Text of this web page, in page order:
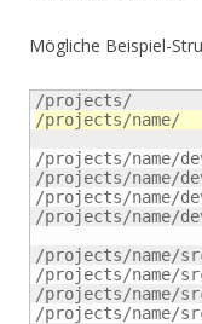
Mögliche Beispiel-
/projects/name/
/projects/name/
/projects/name/
/projects/name/
/projects/name/
/projects/name/
/projects/name/
/projects/name/
/projects/name/